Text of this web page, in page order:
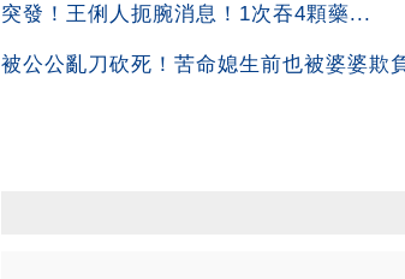
突發！王俐人扼腕消息！1次吞4顆藥...
被公公亂刀砍死！苦命媳生前也被婆婆欺